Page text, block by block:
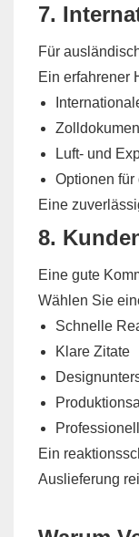
7.
Für
Ein erfahrener
Luft- und
Optionen für
Eine
8.
Eine gute
Wählen Sie
Schnelle
Klare Zitate
Ein
Auslieferung